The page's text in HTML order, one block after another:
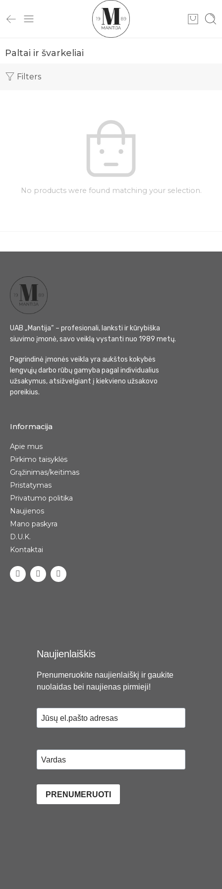
Paltai ir švarkeliai
Filters
No products were found matching your selection.
UAB „Mantija“ – profesionali, lanksti ir kūrybiška
siuvimo įmonė, savo veiklą vystanti nuo 1989 metų.
Pagrindinė įmonės veikla yra aukštos kokybės
lengvųjų darbo rūbų gamyba pagal individualius
užsakymus, atsižvelgiant į kiekvieno užsakovo
poreikius.
Informacija
Apie mus
Pirkimo taisyklės
Grąžinimas/keitimas
Pristatymas
Privatumo politika
Naujienos
Mano paskyra
D.U.K.
Kontaktai